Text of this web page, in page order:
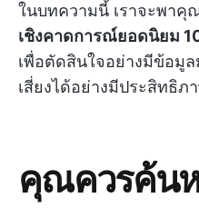
ในบทความนี้ เราจะพาคุ
เชิงคาดการณ์ยอดนิยม
เพื่อตัดสินใจอย่างมีข้อมู
เสี่ยงได้อย่างมีประสิทธิภ
คุณควรค้นห